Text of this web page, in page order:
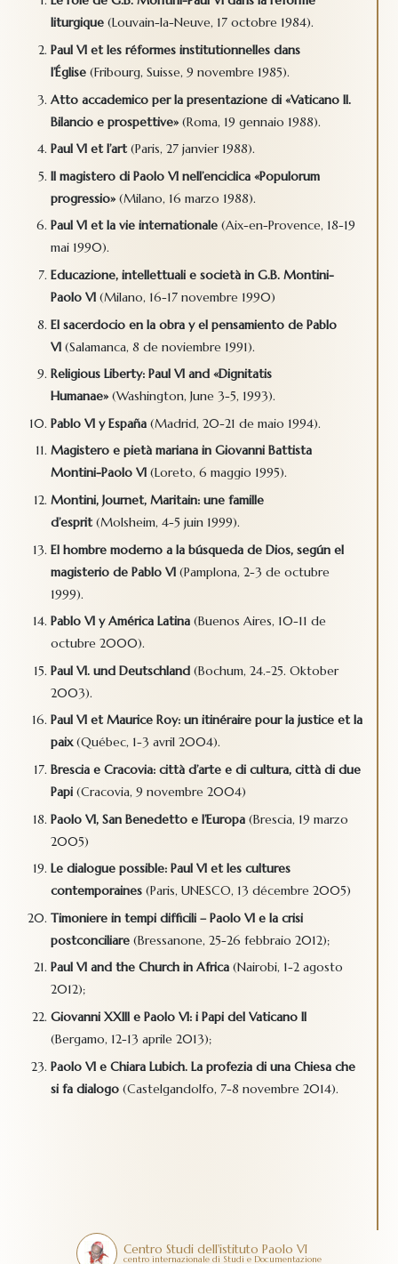
liturgique (Louvain-la-Neuve, 17 octobre 1984).
Paul VI et les réformes institutionnelles dans
l’Église (Fribourg, Suisse, 9 novembre 1985).
Atto accademico per la presentazione di «Vaticano II.
Bilancio e prospettive» (Roma, 19 gennaio 1988).
Paul VI et l’art(Paris, 27 janvier 1988).
Il magistero di Paolo VI nell’enciclica «Populorum
progressio» (Milano, 16 marzo 1988).
Paul VI et la vie internationale (Aix-en-Provence, 18-19
mai 1990).
Educazione, intellettuali e società in G.B. Montini-
Paolo VI (Milano, 16-17 novembre 1990)
El sacerdocio en la obra y el pensamiento de Pablo
VI (Salamanca, 8 de noviembre 1991).
Religious Liberty: Paul VI and «Dignitatis
Humanae» (Washington, June 3-5, 1993).
Pablo VI y España (Madrid, 20-21 de maio 1994).
Magistero e pietà mariana in Giovanni Battista
Montini-Paolo VI (Loreto, 6 maggio 1995).
Montini, Journet, Maritain: une famille
d’esprit(Molsheim, 4-5 juin 1999).
El hombre moderno a la búsqueda de Dios, según el
magisterio de Pablo VI (Pamplona, 2-3 de octubre
1999).
Pablo VI y América Latina (Buenos Aires, 10-11 de
octubre 2000).
Paul VI. und Deutschland (Bochum, 24.-25. Oktober
2003).
Paul VI et Maurice Roy: un itinéraire pour la justice et la
paix(Québec, 1-3 avril 2004).
Brescia e Cracovia: città d’arte e di cultura, città di due
Papi (Cracovia, 9 novembre 2004)
Paolo VI, San Benedetto e l’Europa (Brescia, 19 marzo
2005)
Le dialogue possible: Paul VI et les cultures
contemporaines (Paris, UNESCO, 13 décembre 2005)
Timoniere in tempi difficili – Paolo VI e la crisi
postconciliare (Bressanone, 25-26 febbraio 2012);
Paul VI and the Church in Africa (Nairobi, 1-2 agosto
2012);
Giovanni XXIII e Paolo VI: i Papi del Vaticano II
(Bergamo, 12-13 aprile 2013);
Paolo VI e Chiara Lubich. La profezia di una Chiesa che
si fa dialogo (Castelgandolfo, 7-8 novembre 2014).
Centro Studi dell'istituto Paolo VI
centro internazionale di Studi e Documentazione